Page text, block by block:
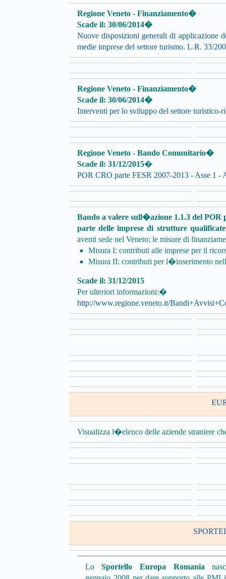
Regione Veneto - Finanziamento�
Scade il: 30/06/2014�
Nuove disposizioni generali di applicazione
medie imprese del settore turismo. L.R. 33/
Regione Veneto - Finanziamento�
Scade il: 30/06/2014�
Interventi per lo sviluppo del settore turistico-
Regione Veneto - Bando Comunitario�
Scade il: 31/12/2015�
POR CRO parte FESR 2007-2013 - Asse 1 -
Bando a valere sull�azione 1.1.3 del
parte delle imprese di strutture
aventi sede nel Veneto; le misure di
Misura I: contributi alle imprese per il
Misura II: contributi per l�inserimento
Scade il: 31/12/2015
Per ulteriori informazioni:�
http://www.regione.veneto.it/
Visualizza l�elenco delle aziende straniere
LoSportello Europa Romania